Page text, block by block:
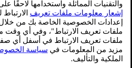
قرص التحكم في المصابيح
الوضع.
أدر المقبض إلى وضع
(إضاءة
الوقت).